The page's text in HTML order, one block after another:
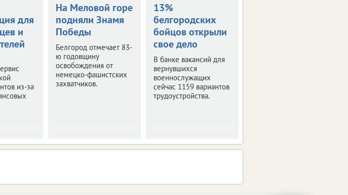
для
и
из-за
На Меловой горе
подняли Знамя
Победы
Белгород отмечает 83-
ю годовщину
освобождения от
немецко-фашистских
захватчиков.
13%
белгородских
бойцов открыли
свое дело
В банке вакансий для
вернувшихся
военнослужащих
сейчас 1159 вариантов
трудоустройства.